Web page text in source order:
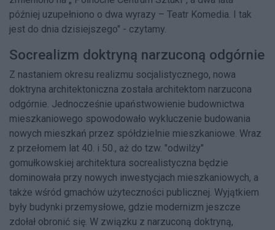
później uzupełniono o dwa wyrazy – Teatr Komedia. I tak
jest do dnia dzisiejszego" - czytamy.
Socrealizm doktryną narzuconą odgórnie
Z nastaniem okresu realizmu socjalistycznego, nowa
doktryna architektoniczna została architektom narzucona
odgórnie. Jednocześnie upaństwowienie budownictwa
mieszkaniowego spowodowało wykluczenie budowania
nowych mieszkań przez spółdzielnie mieszkaniowe. Wraz
z przełomem lat 40. i 50., aż do tzw. "odwilży"
gomułkowskiej architektura socrealistyczna będzie
dominowała przy nowych inwestycjach mieszkaniowych, a
także wśród gmachów użyteczności publicznej. Wyjątkiem
były budynki przemysłowe, gdzie modernizm jeszcze
zdołał obronić się. W związku z narzuconą doktryną,